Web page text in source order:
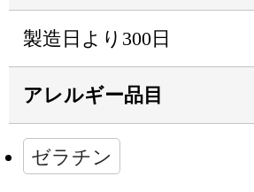
製造日より300日
アレルギー品目
ゼラチン